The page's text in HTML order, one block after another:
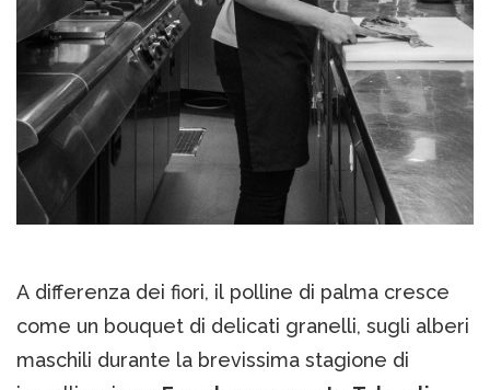
A differenza dei fiori, il polline di palma cresce
come un bouquet di delicati granelli, sugli alberi
maschili durante la brevissima stagione di